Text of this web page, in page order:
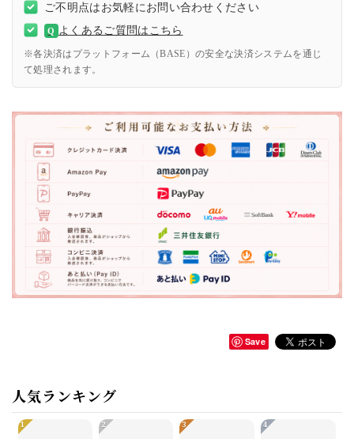
ご不明点はお気軽にお問い合わせください
Q よくあるご質問はこちら
※各決済はプラットフォーム（BASE）の安全な決済システムを通じ
て処理されます。
Save
人気ランキング
1 2 3 4